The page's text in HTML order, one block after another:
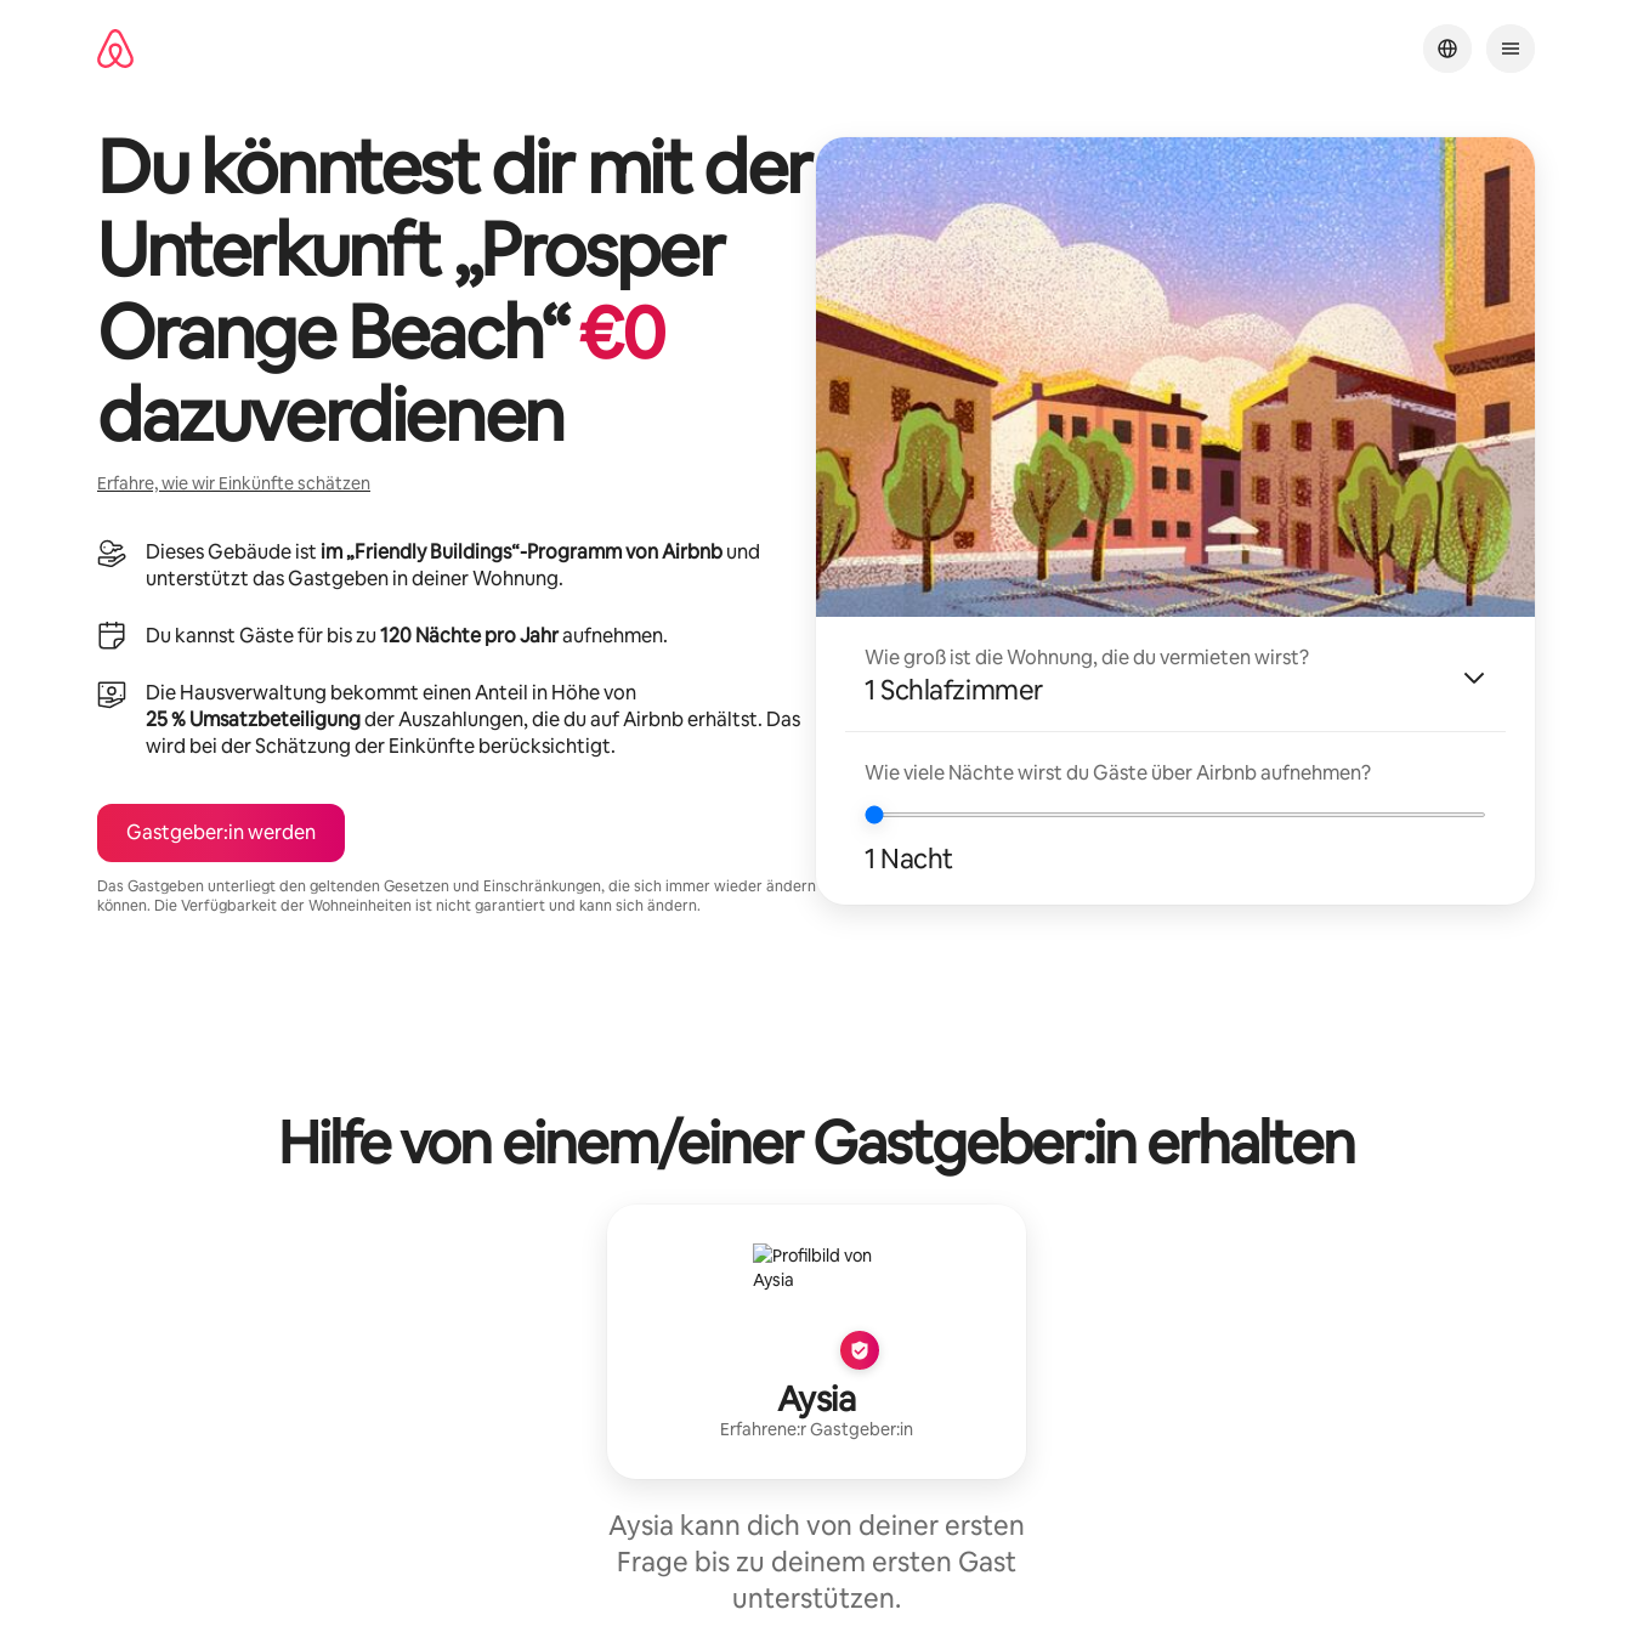
Du könntest dir mit der
Unterkunft „Prosper
Orange Beach“€0
dazuverdienen
Erfahre, wie wir Einkünfte schätzen
Dieses Gebäude ist im „Friendly Buildings“-Programm von Airbnbund
unterstützt das Gastgeben in deiner Wohnung.
Du kannst Gäste für bis zu120 Nächte pro Jahraufnehmen.
Die Hausverwaltung bekommt einen Anteil in Höhe von
25 % Umsatzbeteiligungder Auszahlungen, die du auf Airbnb erhältst. Das
wird bei der Schätzung der Einkünfte berücksichtigt.
Gastgeber:in werden
Das Gastgeben unterliegt den geltenden Gesetzen und Einschränkungen, die sich immer wieder ändern
können. Die Verfügbarkeit der Wohneinheiten ist nicht garantiert und kann sich ändern.
Wie groß ist die Wohnung, die du vermieten wirst?
1 Schlafzimmer
Wie viele Nächte wirst du Gäste über Airbnb aufnehmen?
1 Nacht
Hilfe von einem/einer Gastgeber:in erhalten
Aysia
Erfahrene:r Gastgeber:in
Aysia kann dich von deiner ersten
Frage bis zu deinem ersten Gast
unterstützen.